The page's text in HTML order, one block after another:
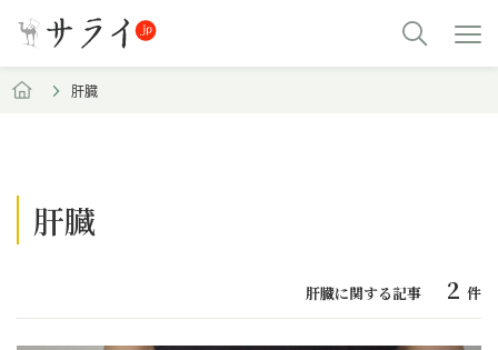
肝臓
肝臓
肝臓に関する記事 2 件